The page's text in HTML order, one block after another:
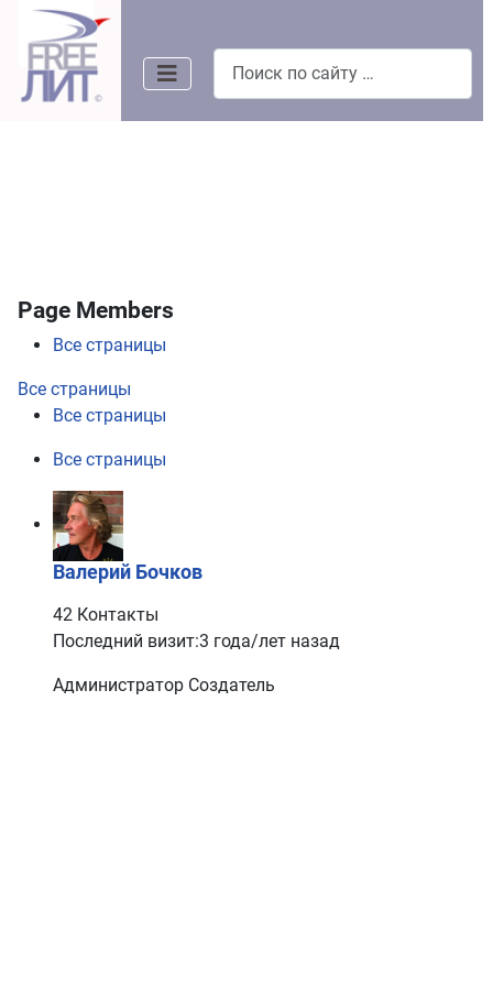
Page Members
Все страницы
Все страницы
Все страницы
Все страницы
Валерий Бочков
42 Контакты
Последний визит:3 года/лет назад
Администратор Создатель